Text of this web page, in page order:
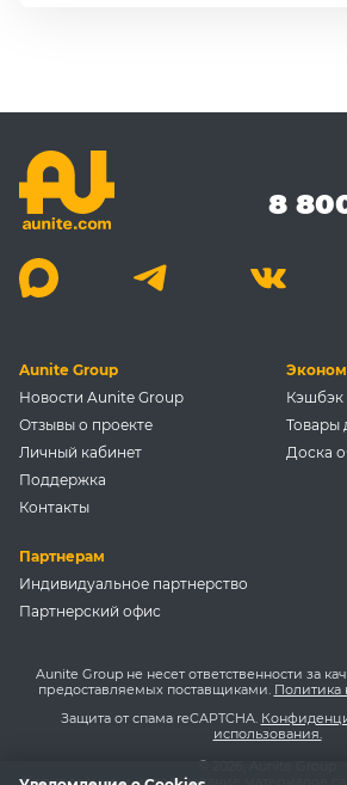
8
Aunite Group
Новости Aunite Group
Отзывы о проекте
Личный кабинет
Поддержка
Контакты
Кэшбэк
Товары
Доска
Партнерам
Индивидуальное партнерство
Партнерский офис
Aunite Group не несет ответственности за
предоставляемых поставщиками. Политика
Защита от спама reCAPTCHA.
использования.
© 2026, Aunite Group